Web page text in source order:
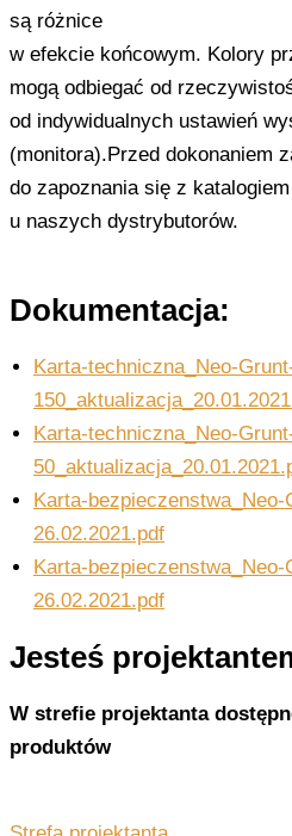
są różnice
w efekcie końcowym. Kolory
mogą odbiegać od
od indywidualnych ustawień
(monitora).Przed dokonaniem
do zapoznania się z
u naszych dystrybutorów.
Dokumentacja:
Karta-techniczna_Neo-
Karta-techniczna_Neo-
Karta-
26.02.2021.pdf
Karta-
26.02.2021.pdf
Jesteś
W strefie projektanta
produktów